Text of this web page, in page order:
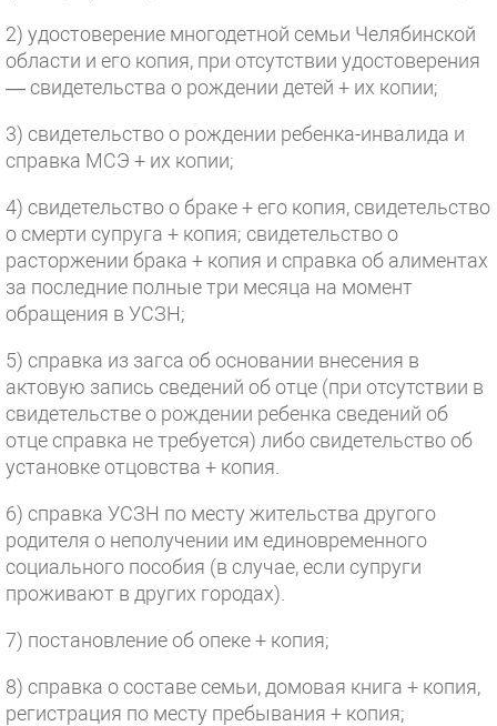
2) удостоверение многодетной семьи Челябинской
области и его копия, при отсутствии удостоверения
— свидетельства о рождении детей + их копии;
3) свидетельство о рождении ребенка-инвалида и
справка МСЭ + их копии;
4) свидетельство о браке + его копия, свидетельство
о смерти супруга + копия; свидетельство о
расторжении брака + копия и справка об алиментах
за последние полные три месяца на момент
обращения в УСЗН;
5) справка из загса об основании внесения в
актовую запись сведений об отце (при отсутствии в
свидетельстве о рождении ребенка сведений об
отце справка не требуется) либо свидетельство об
установке отцовства + копия.
6) справка УСЗН по месту жительства другого
родителя о неполучении им единовременного
социального пособия (в случае, если супруги
проживают в других городах).
7) постановление об опеке + копия;
8) справка о составе семьи, домовая книга + копия,
регистрация по месту пребывания + копия;